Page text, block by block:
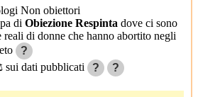
Non obiettori
di Obiezione Respinta dove ci sono
reali di donne che hanno abortito negli
?
dati pubblicati
? ?